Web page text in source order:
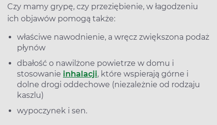
Czy mamy grypę, czy przeziębienie, w łagodzeniu
ich objawów pomogą także:
właściwe nawodnienie, a wręcz zwiększona podaż
płynów
dbałość o nawilżone powietrze w domu i
stosowanie inhalacji, które wspierają górne i
dolne drogi oddechowe (niezależnie od rodzaju
kaszlu)
wypoczynek i sen.